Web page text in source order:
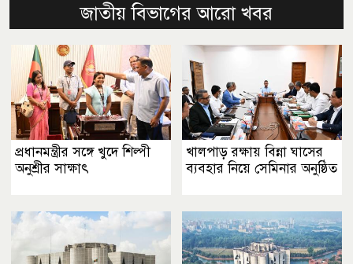
জাতীয় বিভাগের আরো খবর
প্রধানমন্ত্রীর সঙ্গে খুদে শিল্পী
অনুশ্রীর সাক্ষাৎ
খালপাড় রক্ষায় বিন্না ঘাসের
ব্যবহার নিয়ে সেমিনার অনুষ্ঠিত